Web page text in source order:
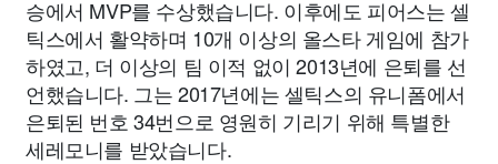
승에서 MVP를 수상했습니다. 이후에도 피어스는 셀
틱스에서 활약하며 10개 이상의 올스타 게임에 참가
하였고, 더 이상의 팀 이적 없이 2013년에 은퇴를 선
언했습니다. 그는 2017년에는 셀틱스의 유니폼에서
은퇴된 번호 34번으로 영원히 기리기 위해 특별한
세레모니를 받았습니다.